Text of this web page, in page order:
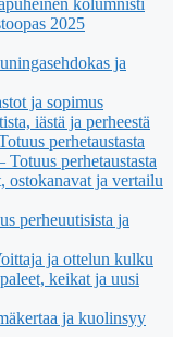
kolumnisti
2025
ja
ja sopimus
iästä ja perheestä
perhetaustasta
Totuus perhetaustasta
ja vertailu
perheuutisista ja
ja ottelun kulku
keikat ja uusi
ja kuolinsyy